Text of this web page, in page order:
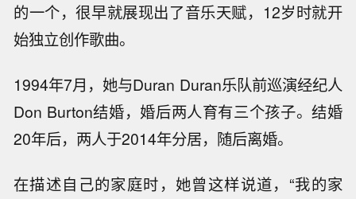
的一个，很早就展现出了音乐天赋，12岁时就开
始独立创作歌曲。
1994年7月，她与Duran Duran乐队前巡演经纪人
Don Burton结婚，婚后两人育有三个孩子。结婚
20年后，两人于2014年分居，随后离婚。
在描述自己的家庭时，她曾这样说道，“我的家